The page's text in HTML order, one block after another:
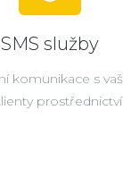
SMS služby
komunikace s